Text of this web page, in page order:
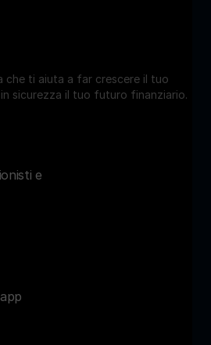
e
che ti aiuta a far crescere il tuo
sicurezza il tuo futuro finanziario.